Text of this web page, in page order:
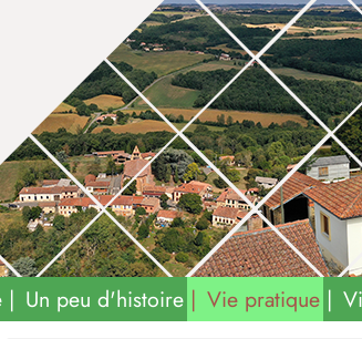
Lasclares
Un peu d'histoire Vie pratique